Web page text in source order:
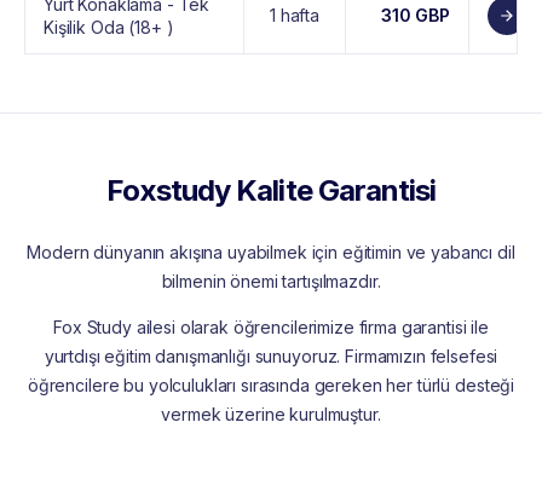
Kişilik Oda (18+ )
1 hafta 310 GBP
Foxstudy Kalite Garantisi
Modern dünyanın akışına uyabilmek için eğitimin ve yabancı dil
bilmenin önemi tartışılmazdır.
Fox Study ailesi olarak öğrencilerimize firma garantisi ile
yurtdışı eğitim danışmanlığı sunuyoruz. Firmamızın felsefesi
öğrencilere bu yolculukları sırasında gereken her türlü desteği
vermek üzerine kurulmuştur.